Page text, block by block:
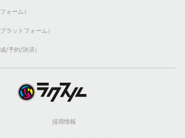
ォーム）
ラットフォーム）
/予約/決済）
採用情報